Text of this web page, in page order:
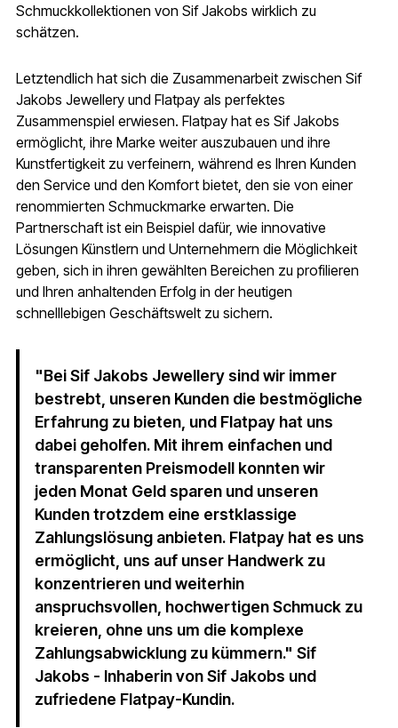
Schmuckkollektionen von Sif Jakobs wirklich zu
schätzen.
Letztendlich hat sich die Zusammenarbeit zwischen Sif
Jakobs Jewellery und Flatpay als perfektes
Zusammenspiel erwiesen. Flatpay hat es Sif Jakobs
ermöglicht, ihre Marke weiter auszubauen und ihre
Kunstfertigkeit zu verfeinern, während es Ihren Kunden
den Service und den Komfort bietet, den sie von einer
renommierten Schmuckmarke erwarten. Die
Partnerschaft ist ein Beispiel dafür, wie innovative
Lösungen Künstlern und Unternehmern die Möglichkeit
geben, sich in ihren gewählten Bereichen zu profilieren
und Ihren anhaltenden Erfolg in der heutigen
schnelllebigen Geschäftswelt zu sichern.
"Bei Sif Jakobs Jewellery sind wir immer
bestrebt, unseren Kunden die bestmögliche
Erfahrung zu bieten, und Flatpay hat uns
dabei geholfen. Mit ihrem einfachen und
transparenten Preismodell konnten wir
jeden Monat Geld sparen und unseren
Kunden trotzdem eine erstklassige
Zahlungslösung anbieten. Flatpay hat es uns
ermöglicht, uns auf unser Handwerk zu
konzentrieren und weiterhin
anspruchsvollen, hochwertigen Schmuck zu
kreieren, ohne uns um die komplexe
Zahlungsabwicklung zu kümmern." Sif
Jakobs - Inhaberin von Sif Jakobs und
zufriedene Flatpay-Kundin.